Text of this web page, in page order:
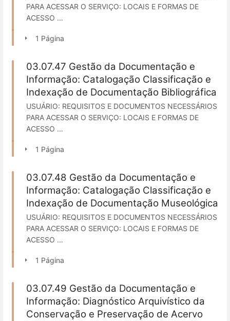
PARA ACESSAR O SERVIÇO: LOCAIS E FORMAS DE
ACESSO ...
1 Página
03.07.47 Gestão da Documentação e
Informação: Catalogação Classificação e
Indexação de Documentação Bibliográfica
USUÁRIO: REQUISITOS E DOCUMENTOS NECESSÁRIOS
PARA ACESSAR O SERVIÇO: LOCAIS E FORMAS DE
ACESSO ...
1 Página
03.07.48 Gestão da Documentação e
Informação: Catalogação Classificação e
Indexação de Documentação Museológica
USUÁRIO: REQUISITOS E DOCUMENTOS NECESSÁRIOS
PARA ACESSAR O SERVIÇO: LOCAIS E FORMAS DE
ACESSO ...
1 Página
03.07.49 Gestão da Documentação e
Informação: Diagnóstico Arquivístico da
Conservação e Preservação de Acervo